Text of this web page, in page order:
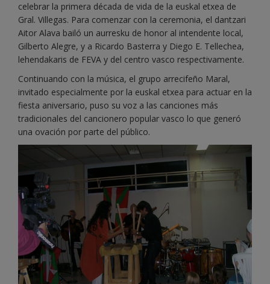
celebrar la primera década de vida de la euskal etxea de
Gral. Villegas. Para comenzar con la ceremonia, el dantzari
Aitor Alava bailó un aurresku de honor al intendente local,
Gilberto Alegre, y a Ricardo Basterra y Diego E. Tellechea,
lehendakaris de FEVA y del centro vasco respectivamente.
Continuando con la música, el grupo arrecifeño Maral,
invitado especialmente por la euskal etxea para actuar en la
fiesta aniversario, puso su voz a las canciones más
tradicionales del cancionero popular vasco lo que generó
una ovación por parte del público.